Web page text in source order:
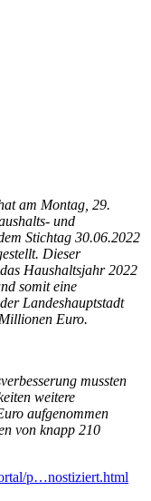
am Montag, 29.
und
Stichtag 30.06.2022
Dieser
Haushaltsjahr 2022
somit eine
Landeshauptstadt
Euro.
mussten
weitere
aufgenommen
von knapp 210
p…nostiziert.html